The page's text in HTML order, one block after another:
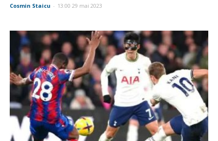
Cosmin Staicu - 13:00 29 mai 2023